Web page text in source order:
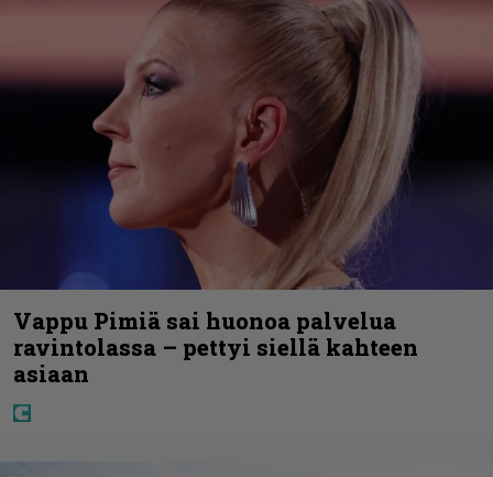
Vappu Pimiä sai huonoa palvelua
ravintolassa – pettyi siellä kahteen
asiaan